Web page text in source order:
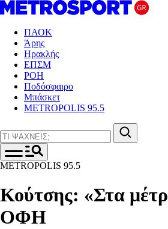
ΠΑΟΚ
Άρης
Ηρακλής
ΕΠΣΜ
ΡΟΗ
Ποδόσφαιρο
Μπάσκετ
METROPOLIS 95.5
METROPOLIS 95.5
Κούτσης: «Στα
ΟΦΗ